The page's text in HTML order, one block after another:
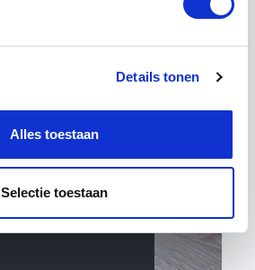
Details tonen
Alles toestaan
Selectie toestaan